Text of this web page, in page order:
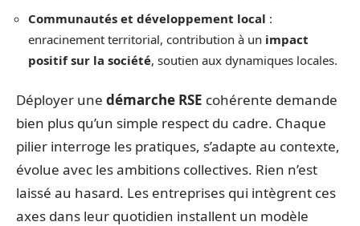
Communautés et développement local :
enracinement territorial, contribution à un impact
positif sur la société, soutien aux dynamiques locales.
Déployer une démarche RSE cohérente demande
bien plus qu’un simple respect du cadre. Chaque
pilier interroge les pratiques, s’adapte au contexte,
évolue avec les ambitions collectives. Rien n’est
laissé au hasard. Les entreprises qui intègrent ces
axes dans leur quotidien installent un modèle